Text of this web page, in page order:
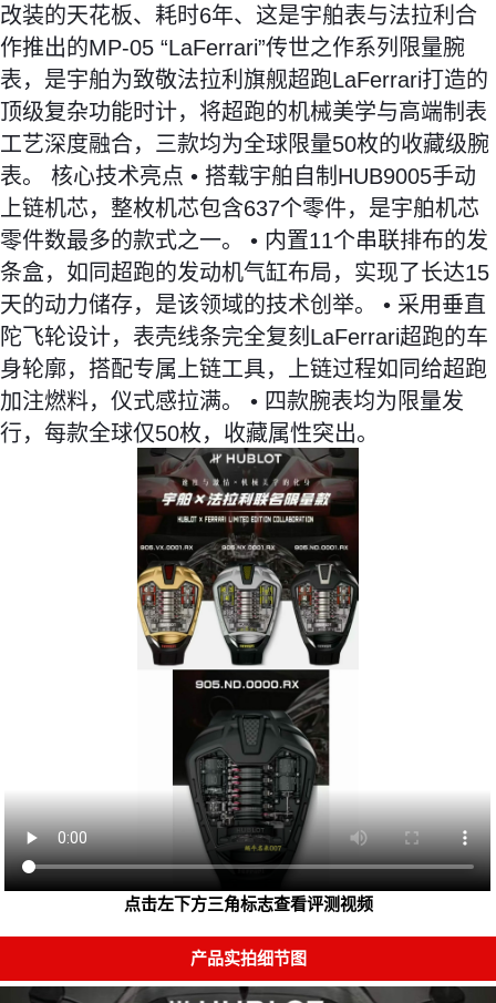
改装的天花板、耗时6年、这是宇舶表与法拉利合
作推出的MP-05 “LaFerrari”传世之作系列限量腕
表，是宇舶为致敬法拉利旗舰超跑LaFerrari打造的
顶级复杂功能时计，将超跑的机械美学与高端制表
工艺深度融合，三款均为全球限量50枚的收藏级腕
表。 核心技术亮点 • 搭载宇舶自制HUB9005手动
上链机芯，整枚机芯包含637个零件，是宇舶机芯
零件数最多的款式之一。 • 内置11个串联排布的发
条盒，如同超跑的发动机气缸布局，实现了长达15
天的动力储存，是该领域的技术创举。 • 采用垂直
陀飞轮设计，表壳线条完全复刻LaFerrari超跑的车
身轮廓，搭配专属上链工具，上链过程如同给超跑
加注燃料，仪式感拉满。 • 四款腕表均为限量发
行，每款全球仅50枚，收藏属性突出。
点击左下方三角标志查看评测视频
产品实拍细节图